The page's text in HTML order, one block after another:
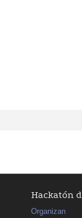
Hackatón
Organizan